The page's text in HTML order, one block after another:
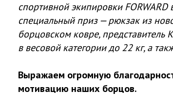
спортивной экипировки
специальный приз — рюкзак из
борцовском ковре, представитель
в весовой категории до 22 кг, а
Выражаем огромную
мотивацию наших борцов.